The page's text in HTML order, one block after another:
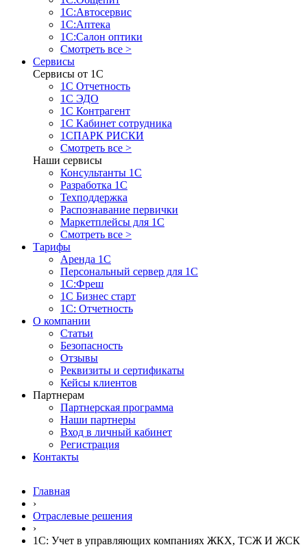
1С:Автосервис
1С:Аптека
1С:Салон оптики
Смотреть все >
Сервисы
Сервисы от 1С
1С Отчетность
1С ЭДО
1С Контрагент
1С Кабинет сотрудника
1СПАРК РИСКИ
Смотреть все >
Наши сервисы
Консультанты 1С
Разработка 1С
Техподдержка
Распознавание первички
Маркетплейсы для 1С
Смотреть все >
Тарифы
Аренда 1С
Персональный сервер для 1С
1С:Фреш
1С Бизнес старт
1С: Отчетность
О компании
Статьи
Безопасность
Отзывы
Реквизиты и сертификаты
Кейсы клиентов
Партнерам
Партнерская программа
Наши партнеры
Вход в личный кабинет
Регистрация
Контакты
Главная
›
Отраслевые решения
›
1C: Учет в управляющих компаниях ЖКХ, ТСЖ И ЖСК